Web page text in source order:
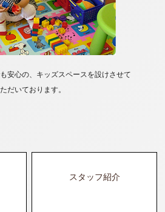
スタッフ紹介
安心の、キッズスペースを設けさせて
だいております。